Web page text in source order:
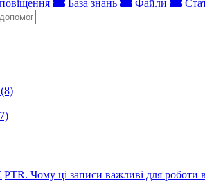
База знань Файли
Чому ці записи важливі для роботи